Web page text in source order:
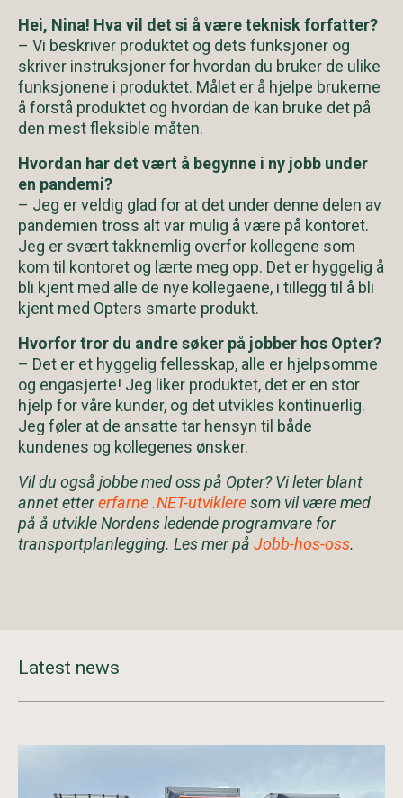
Hei, Nina! Hva vil det si å være teknisk forfatter?
– Vi beskriver produktet og dets funksjoner og
skriver instruksjoner for hvordan du bruker de ulike
funksjonene i produktet. Målet er å hjelpe brukerne
å forstå produktet og hvordan de kan bruke det på
den mest fleksible måten.
Hvordan har det vært å begynne i ny jobb under
en pandemi?
– Jeg er veldig glad for at det under denne delen av
pandemien tross alt var mulig å være på kontoret.
Jeg er svært takknemlig overfor kollegene som
kom til kontoret og lærte meg opp. Det er hyggelig å
bli kjent med alle de nye kollegaene, i tillegg til å bli
kjent med Opters smarte produkt.
Hvorfor tror du andre søker på jobber hos Opter?
– Det er et hyggelig fellesskap, alle er hjelpsomme
og engasjerte! Jeg liker produktet, det er en stor
hjelp for våre kunder, og det utvikles kontinuerlig.
Jeg føler at de ansatte tar hensyn til både
kundenes og kollegenes ønsker.
Vil du også jobbe med oss på Opter? Vi leter blant
annet ettererfarne .NET-utvikleresom vil være med
på å utvikle Nordens ledende programvare for
transportplanlegging. Les mer på Jobb-hos-oss.
Latest news